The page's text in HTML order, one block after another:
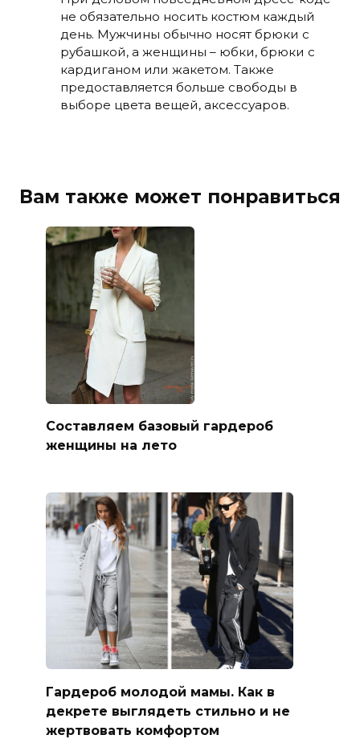
не обязательно носить костюм каждый
день. Мужчины обычно носят брюки с
рубашкой, а женщины – юбки, брюки с
кардиганом или жакетом. Также
предоставляется больше свободы в
выборе цвета вещей, аксессуаров.
Вам также может понравиться
Составляем базовый гардероб
женщины на лето
Гардероб молодой мамы. Как в
декрете выглядеть стильно и не
жертвовать комфортом